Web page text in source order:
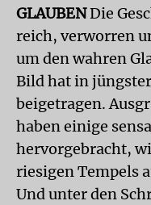
GLAUBENDie
reich, verworren
um den wahren
Bild hat in
beigetragen.
haben einige
hervorgebracht,
riesigen Tempels
Und unter den